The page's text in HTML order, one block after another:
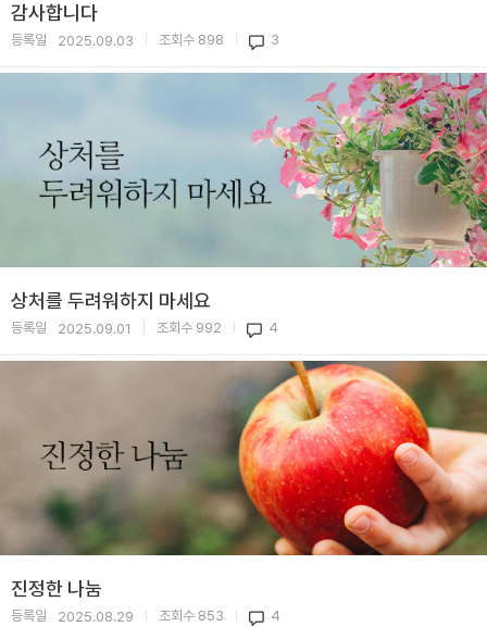
감사합니다
등록일 2025.09.03 조회수 898 3
상처를 두려워하지 마세요
등록일 2025.09.01 조회수 992 4
진정한 나눔
등록일 2025.08.29 조회수 853 4